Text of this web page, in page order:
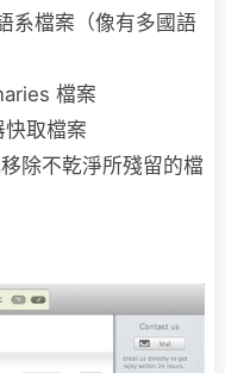
系檔案（像有多國語
檔案
取檔案
除不乾淨所殘留的檔